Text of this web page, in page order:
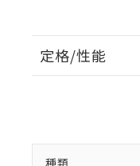
定格/性能
種類